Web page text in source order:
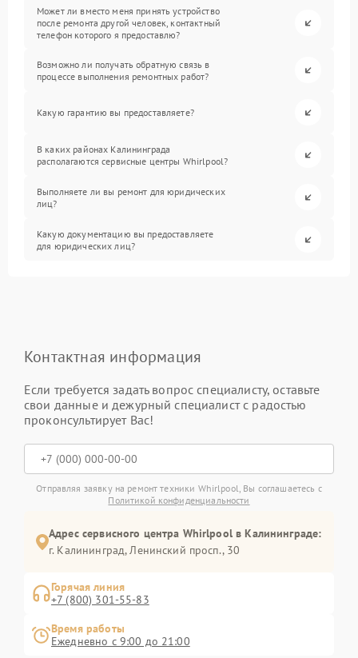
Может ли вместо меня принять устройство
после ремонта другой человек, контактный
телефон которого я предоставлю?
Возможно ли получать обратную связь в
процессе выполнения ремонтных работ?
Какую гарантию вы предоставляете?
В каких районах Калининграда
располагаются сервисные центры Whirlpool?
Выполняете ли вы ремонт для юридических
лиц?
Какую документацию вы предоставляете
для юридических лиц?
Контактная информация
Если требуется задать вопрос специалисту, оставьте
свои данные и дежурный специалист с радостью
проконсультирует Вас!
Отправляя заявку на ремонт техники Whirlpool, Вы соглашаетесь с
Политикой конфиденциальности
Адрес сервисного центра Whirlpool в Калининграде:
г. Калининград, Ленинский просп., 30
Горячая линия
+7 (800) 301-55-83
Время работы
Ежедневно с 9:00 до 21:00